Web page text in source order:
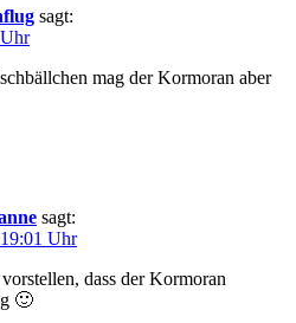
sagt:
mag der Kormoran aber
sagt:
Uhr
dass der Kormoran
🙂